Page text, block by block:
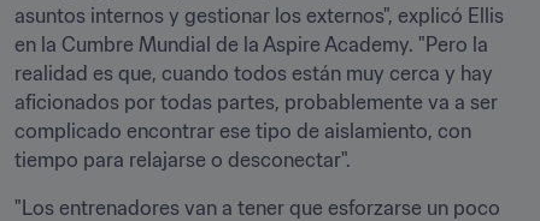
asuntos internos y gestionar los externos", explicó Ellis
en la Cumbre Mundial de la Aspire Academy. "Pero la
realidad es que, cuando todos están muy cerca y hay
aficionados por todas partes, probablemente va a ser
complicado encontrar ese tipo de aislamiento, con
tiempo para relajarse o desconectar".
"Los entrenadores van a tener que esforzarse un poco